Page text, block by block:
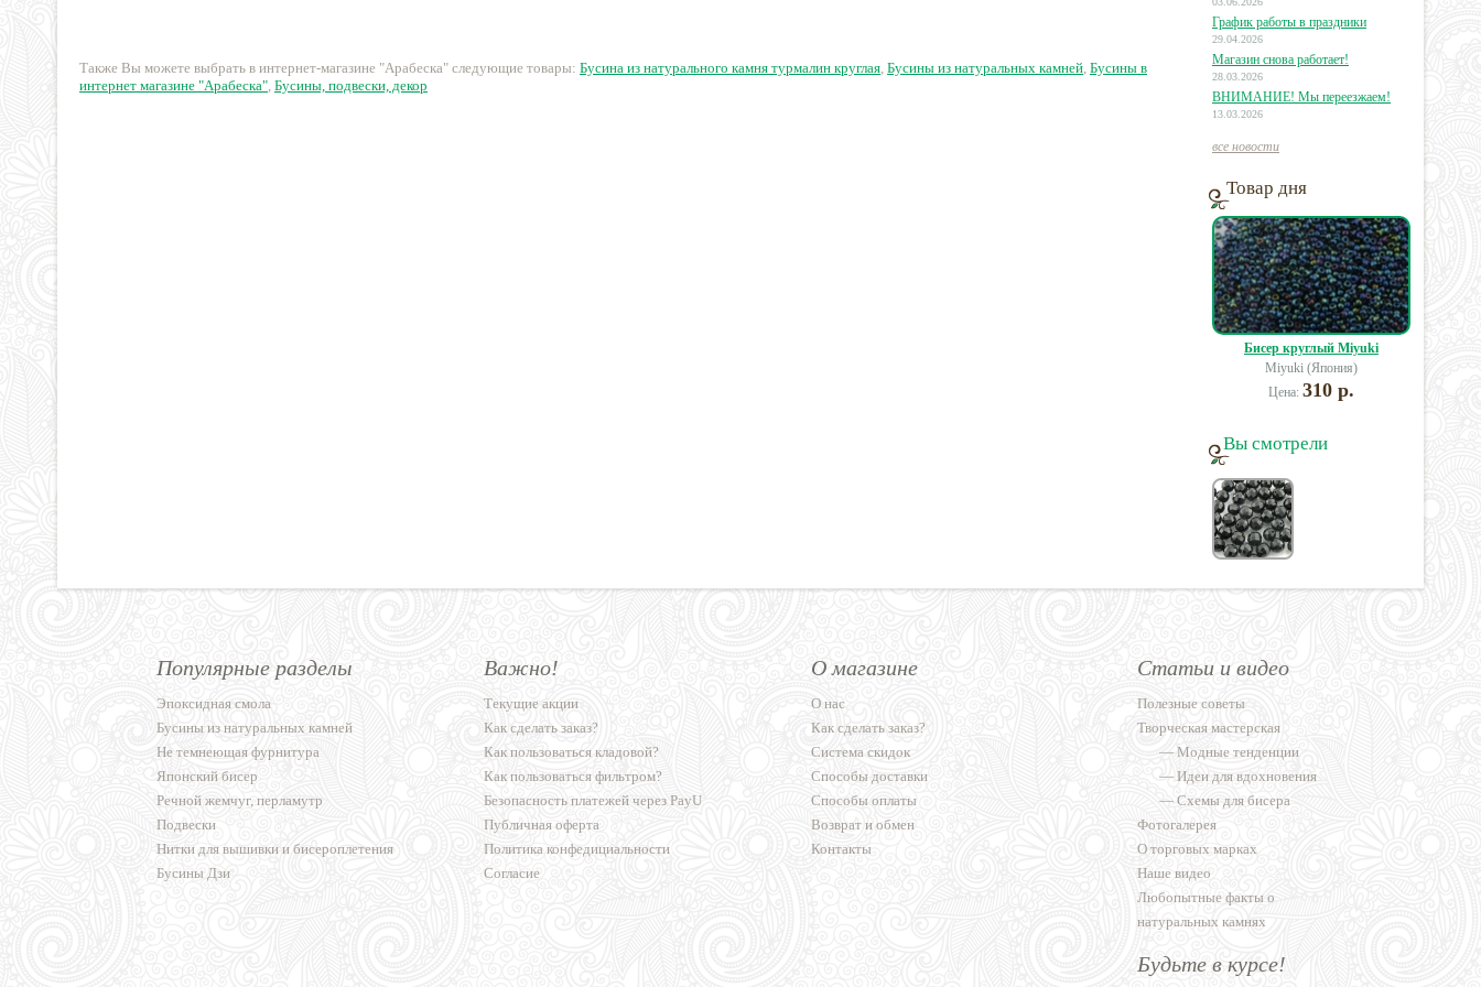
80 руб.
Также Вы можете выбрать в интернет-магазине "Арабеска" следующие товары: Бусина из натурального камня турмалин круглая, Бусины из натуральных камней, Бусины в
интернет магазине "Арабеска", Бусины, подвески, декор
График работы в праздники
29.04.2026
Магазин снова работает!
28.03.2026
ВНИМАНИЕ! Мы переезжаем!
13.03.2026
все новости
Товар дня
Бисер круглый Miyuki
Miyuki (Япония)
Цена: 310 р.
Вы смотрели
Популярные разделы
Эпоксидная смола
Бусины из натуральных камней
Не темнеющая фурнитура
Японский бисер
Речной жемчуг, перламутр
Подвески
Нитки для вышивки и бисероплетения
Бусины Дзи
Важно!
Текущие акции
Как сделать заказ?
Как пользоваться кладовой?
Как пользоваться фильтром?
Безопасность платежей через PayU
Публичная оферта
Политика конфедициальности
Согласие
О магазине
О нас
Как сделать заказ?
Система скидок
Способы доставки
Способы оплаты
Возврат и обмен
Контакты
Статьи и видео
Полезные советы
Творческая мастерская
—Модные тенденции
—Идеи для вдохновения
—Схемы для бисера
Фотогалерея
О торговых марках
Наше видео
Любопытные факты о
натуральных камнях
Будьте в курсе!